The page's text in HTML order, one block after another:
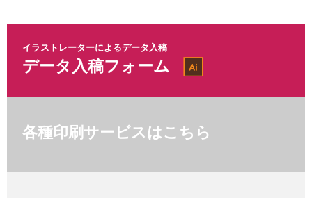
イラストレーターによるデータ入稿
データ入稿フォーム
各種印刷サービスはこちら